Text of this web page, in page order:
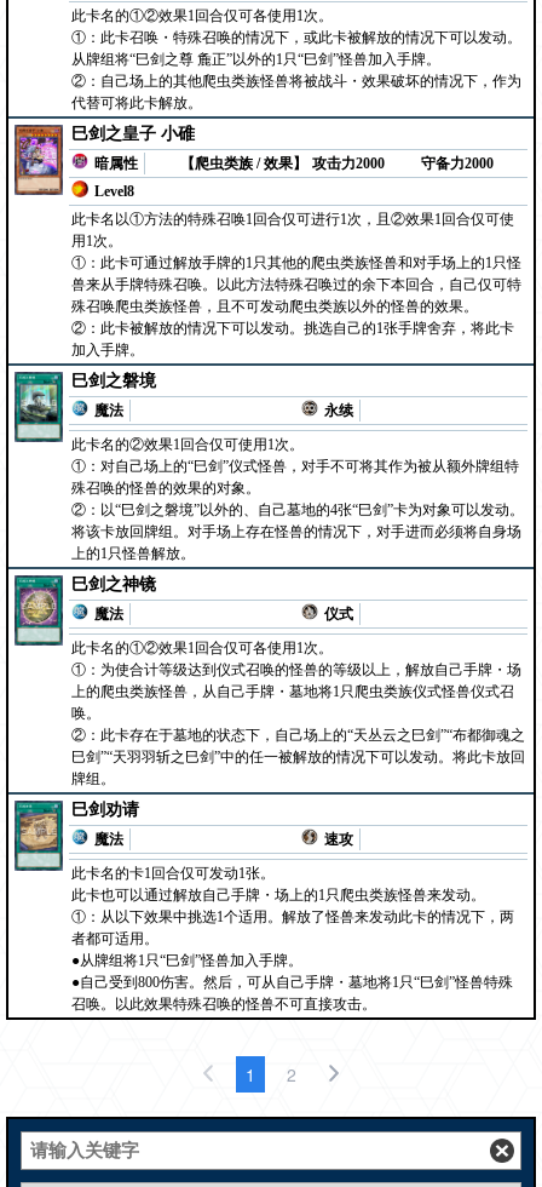
此卡名的①②效果1回合仅可各使用1次。
①：此卡召唤・特殊召唤的情况下，或此卡被解放的情况下可以发动。
从牌组将“巳剑之尊 麁正”以外的1只“巳剑”怪兽加入手牌。
②：自己场上的其他爬虫类族怪兽将被战斗・效果破坏的情况下，作为
代替可将此卡解放。
巳剑之皇子 小碓
暗属性
【爬虫类族 / 效果】
Level8
攻击力2000 守备力2000
此卡名以①方法的特殊召唤1回合仅可进行1次，且②效果1回合仅可使
用1次。
①：此卡可通过解放手牌的1只其他的爬虫类族怪兽和对手场上的1只怪
兽来从手牌特殊召唤。以此方法特殊召唤过的余下本回合，自己仅可特
殊召唤爬虫类族怪兽，且不可发动爬虫类族以外的怪兽的效果。
②：此卡被解放的情况下可以发动。挑选自己的1张手牌舍弃，将此卡
加入手牌。
巳剑之磐境
魔法
永续
此卡名的②效果1回合仅可使用1次。
①：对自己场上的“巳剑”仪式怪兽，对手不可将其作为被从额外牌组特
殊召唤的怪兽的效果的对象。
②：以“巳剑之磐境”以外的、自己墓地的4张“巳剑”卡为对象可以发动。
将该卡放回牌组。对手场上存在怪兽的情况下，对手进而必须将自身场
上的1只怪兽解放。
巳剑之神镜
魔法
仪式
此卡名的①②效果1回合仅可各使用1次。
①：为使合计等级达到仪式召唤的怪兽的等级以上，解放自己手牌・场
上的爬虫类族怪兽，从自己手牌・墓地将1只爬虫类族仪式怪兽仪式召
唤。
②：此卡存在于墓地的状态下，自己场上的“天丛云之巳剑”“布都御魂之
巳剑”“天羽羽斩之巳剑”中的任一被解放的情况下可以发动。将此卡放回
牌组。
巳剑劝请
魔法
速攻
此卡名的卡1回合仅可发动1张。
此卡也可以通过解放自己手牌・场上的1只爬虫类族怪兽来发动。
①：从以下效果中挑选1个适用。解放了怪兽来发动此卡的情况下，两
者都可适用。
●从牌组将1只“巳剑”怪兽加入手牌。
●自己受到800伤害。然后，可从自己手牌・墓地将1只“巳剑”怪兽特殊
召唤。以此效果特殊召唤的怪兽不可直接攻击。
1 2